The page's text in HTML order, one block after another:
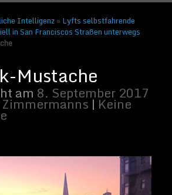
Intelligenz» Lyfts selbstfahrende
in San Franciscos Straßen unterwegs